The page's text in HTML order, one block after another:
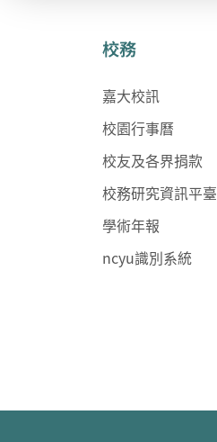
校務
嘉大校訊
校園行事曆
校友及各界捐款
校務研究資訊平臺
學術年報
ncyu識別系統